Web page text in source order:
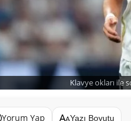
Klavye okları ile
Yorum Yap Yazı Boyutu